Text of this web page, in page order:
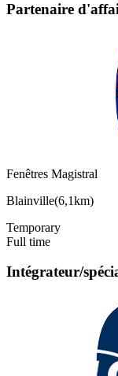
Partenaire
Fenêtres Magistral
Blainville(6,1km)
Temporary
Full time
Intégrateur/